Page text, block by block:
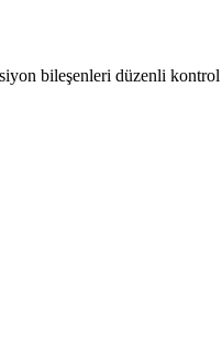
bileşenleri düzenli